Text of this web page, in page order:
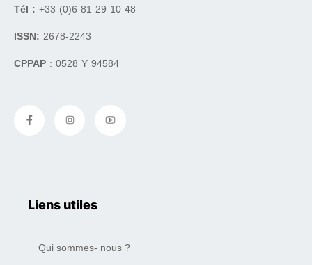
Tél : +33 (0)6 81 29 10 48
ISSN: 2678-2243
CPPAP : 0528 Y 94584
Liens utiles
Qui sommes- nous ?